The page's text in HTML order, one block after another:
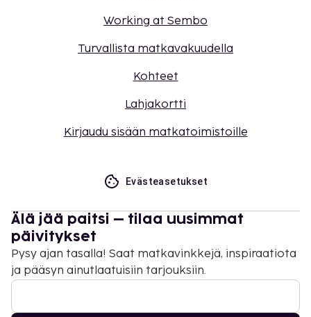
Working at Sembo
Turvallista matkavakuudella
Kohteet
Lahjakortti
Kirjaudu sisään matkatoimistoille
Evästeasetukset
Älä jää paitsi – tilaa uusimmat
päivitykset
Pysy ajan tasalla! Saat matkavinkkejä, inspiraatiota
ja pääsyn ainutlaatuisiin tarjouksiin.